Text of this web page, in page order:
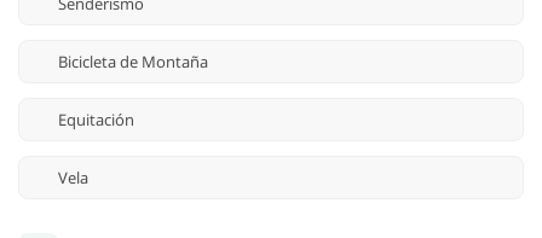
Bicicleta de Montaña
Equitación
Vela